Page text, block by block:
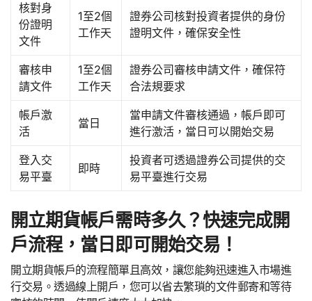
核對身
份證明
文件
1至2個
工作天
證券公司核對投資者提供的身份
證明文件，確保安全性
審核申
請文件
1至2個
工作天
證券公司審核申請文件，確保符
合法規要求
帳戶激
活
當日
當申請文件審核通過，帳戶即可
進行激活，當日可以開始交易
登入交
易平臺
即時
投資者可透過證券公司提供的交
易平臺進行交易
開立期貨帳戶需時多久？快速完成開
戶流程，當日即可開始交易！
開立期貨帳戶的流程簡單且高效，讓您能夠迅速進入市場進
行交易。透過線上開戶，您可以省去繁瑣的文件郵寄和等待